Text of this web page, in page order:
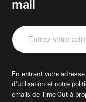
mail
Entrez
votre
adresse
En entrant votre
d'utilisation et notre
emails de Time Out à